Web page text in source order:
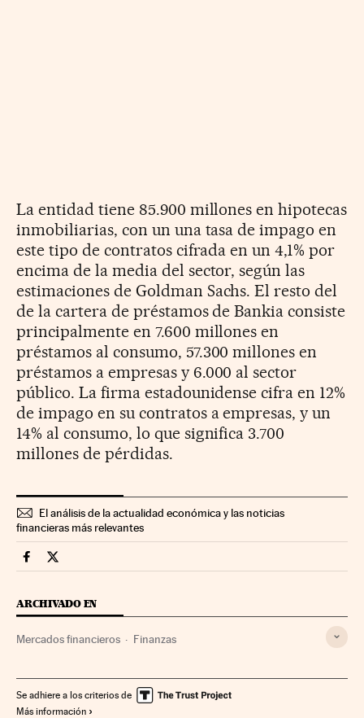
La entidad tiene 85.900 millones en hipotecas
inmobiliarias, con un una tasa de impago en
este tipo de contratos cifrada en un 4,1% por
encima de la media del sector, según las
estimaciones de Goldman Sachs. El resto del
de la cartera de préstamos de Bankia consiste
principalmente en 7.600 millones en
préstamos al consumo, 57.300 millones en
préstamos a empresas y 6.000 al sector
público. La firma estadounidense cifra en 12%
de impago en su contratos a empresas, y un
14% al consumo, lo que significa 3.700
millones de pérdidas.
El análisis de la actualidad económica y las noticias
financieras más relevantes
Mercados Financieros Cinco Días en Facebook
Mercados Financieros Cinco Días en Twitter
ARCHIVADO EN
Mercados financieros Finanzas
Se adhiere a los criterios de
Más información